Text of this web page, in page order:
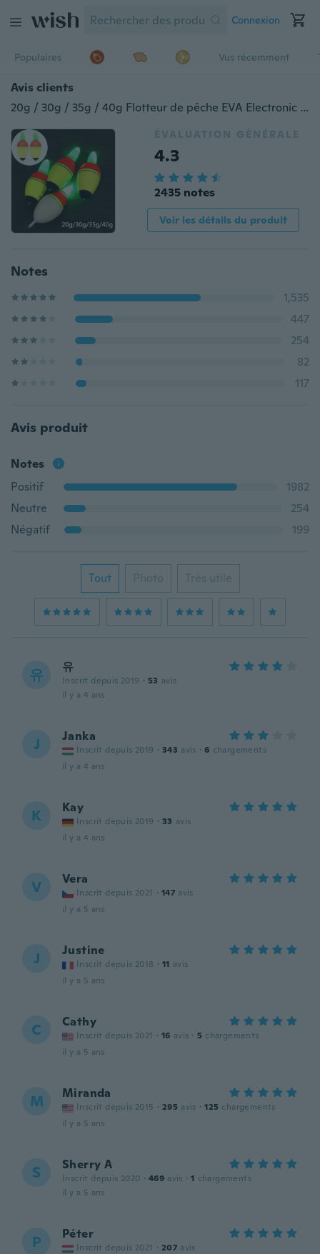
Connexion
Populaires Vus récemment
Avis clients
20g / 30g / 35g / 40g Flotteur de pêche EVA Electronic Night Light Flotteur de pêche avec 2 piles bouton Pesca Outils de pêche
ÉVALUATION GÉNÉRALE
4.3
2435 notes
Voir les détails du produit
Notes
1,535
447
254
82
117
Avis produit
Notes
Positif
1982
Neutre
254
Négatif
199
Tout Photo Très utile
유 유
Inscrit depuis 2019 · 53 avis
il y a 4 ans
J Janka
Inscrit depuis 2019 · 343 avis · 6 chargements
il y a 4 ans
K Kay
Inscrit depuis 2019 · 33 avis
il y a 4 ans
V Vera
Inscrit depuis 2021 · 147 avis
il y a 5 ans
J Justine
Inscrit depuis 2018 · 11 avis
il y a 5 ans
C Cathy
Inscrit depuis 2021 · 16 avis · 5 chargements
il y a 5 ans
M Miranda
Inscrit depuis 2015 · 295 avis · 125 chargements
il y a 5 ans
S Sherry A
Inscrit depuis 2020 · 469 avis · 1 chargements
il y a 5 ans
P Péter
Inscrit depuis 2021 · 207 avis